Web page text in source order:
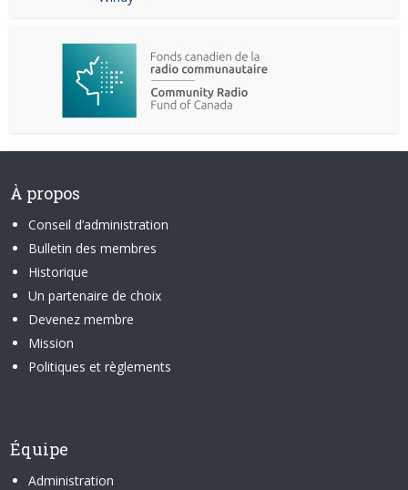
À propos
Conseil d’administration
Bulletin des membres
Historique
Un partenaire de choix
Devenez membre
Mission
Politiques et règlements
Équipe
Administration